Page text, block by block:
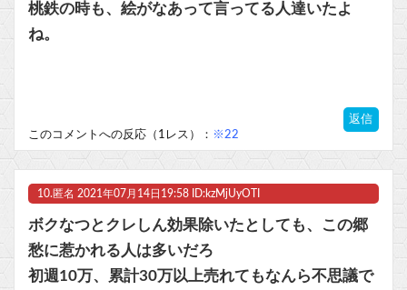
桃鉄の時も、絵がなあって言ってる人達いたよ
ね。
返信
このコメントへの反応（1レス）： ※22
10. 匿名 2021年07月14日19:58 ID:kzMjUyOTI
ボクなつとクレしん効果除いたとしても、この郷
愁に惹かれる人は多いだろ
初週10万、累計30万以上売れてもなんら不思議で